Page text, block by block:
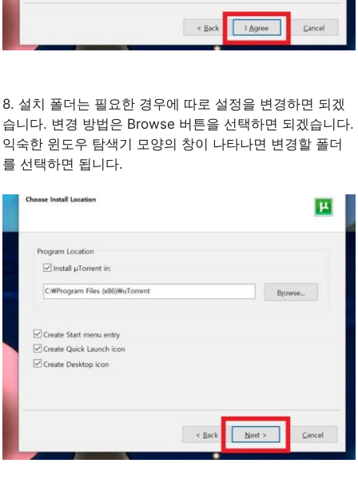
8. 설치 폴더는 필요한 경우에 따로 설정을 변경하면 되겠
습니다. 변경 방법은 Browse 버튼을 선택하면 되겠습니다.
익숙한 윈도우 탐색기 모양의 창이 나타나면 변경할 폴더
를 선택하면 됩니다.